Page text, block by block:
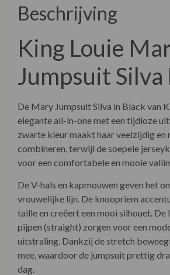
Beschrijving
King Louie
Jumpsuit Silva
De Mary Jumpsuit Silva in Black van
elegante all-in-one met een tijdloze
zwarte kleur maakt haar veelzijdig
combineren, terwijl de soepele
voor een comfortabele en mooie
De V-hals en kapmouwen geven het
vrouwelijke lijn. De knoopriem
taille en creëert een mooi silhouet. De
pijpen (straight) zorgen voor een
uitstraling. Dankzij de stretch
mee, waardoor de jumpsuit prettig
dag.